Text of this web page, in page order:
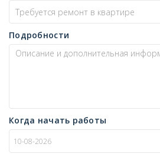
Подробности
Когда начать работы
c